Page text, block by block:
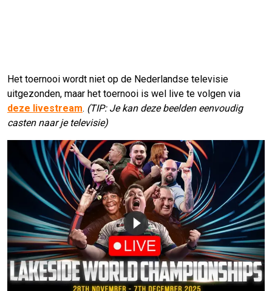
Het toernooi wordt niet op de Nederlandse televisie
uitgezonden, maar het toernooi is wel live te volgen via
deze livestream. (TIP: Je kan deze beelden eenvoudig
casten naar je televisie)